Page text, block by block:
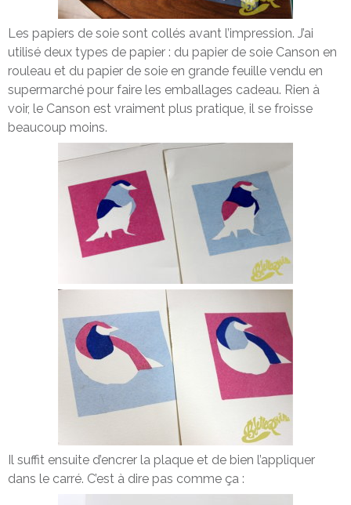
Les papiers de soie sont collés avant l’impression. J’ai
utilisé deux types de papier : du papier de soie Canson en
rouleau et du papier de soie en grande feuille vendu en
supermarché pour faire les emballages cadeau. Rien à
voir, le Canson est vraiment plus pratique, il se froisse
beaucoup moins.
Il suffit ensuite d’encrer la plaque et de bien l’appliquer
dans le carré. C’est à dire pas comme ça :